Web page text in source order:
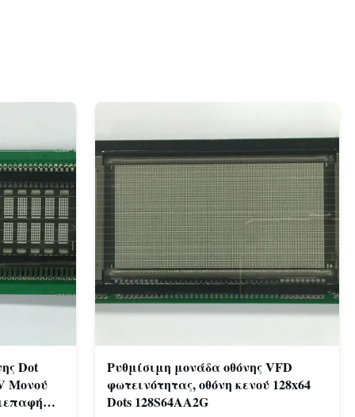
Dot
Μονού
Ρυθμίσιμη μονάδα οθόνης VFD
φωτεινότητας, οθόνη κενού 128x64
Dots 128S64AA2G